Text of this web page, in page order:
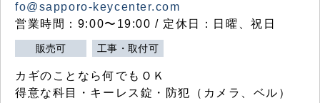
fo@sapporo-keycenter.com
営業時間：9:00〜19:00 / 定休日：日曜、祝日
販売可 工事・取付可
カギのことなら何でもＯＫ
得意な科目・キーレス錠・防犯（カメラ、ベル）